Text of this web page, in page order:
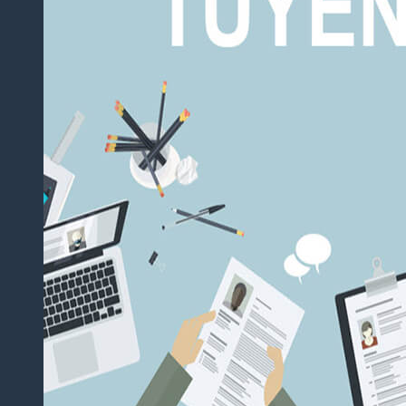
Thuật
Chuyên
Ngành
Công
Nghệ
Thông
Tin Uy
Tín,
Chuẩn
Thuật
Ngữ
Dịch
Thuật
Chuyên
Ngành